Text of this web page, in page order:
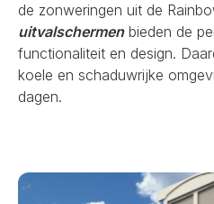
de zonweringen uit de
uitvalschermenbieden de
functionaliteit en design.
koele en schaduwrijke
dagen.